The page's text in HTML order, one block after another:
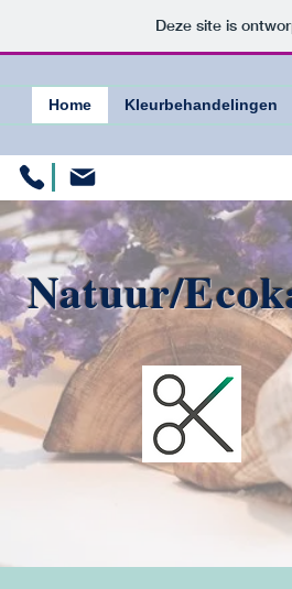
Deze site is
Home Kleurbehandelingen
Natuur/